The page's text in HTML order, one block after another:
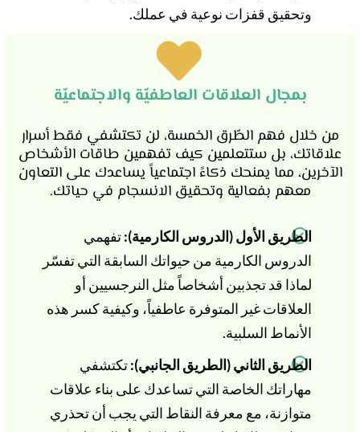
وتحقيق قفزات نوعية في عملك.
بمجال العلاقات العاطفيّة والاجتماعيّة
من خلال فهم الطّرق الخمسة، لن تكتشفي فقط أسرار
علاقاتك، بل ستتعلمين كيف تفهمين طاقات الأشخاص
الآخرين، مما يمنحك ذكاءً اجتماعياً يساعدك على التعاون
معهم بفعالية وتحقيق الانسجام في حياتك.
الطريق الأول (الدروس الكارمية):تفهمي
الدروس الكارمية من حيواتك السابقة التي تفسّر
لماذا قد تجذبين أشخاصاً مثل النرجسيين أو
العلاقات غير المتوفرة عاطفياً، وكيفية كسر هذه
الأنماط السلبية.
الطريق الثاني (الطريق الجانبي):تكتشفي
مهاراتك الخاصة التي تساعدك على بناء علاقات
متوازنة، مع معرفة النقاط التي يجب أن تحذري